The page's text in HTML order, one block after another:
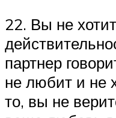
22. Вы не
партнер
не любит и не
то, вы не